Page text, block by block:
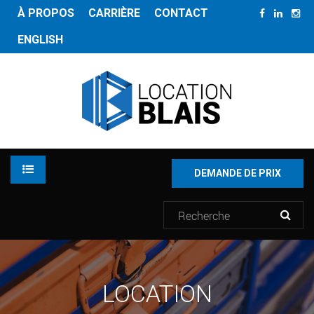
À PROPOS CARRIÈRE
CONTACT
ENGLISH
LOCATION
INVENTAIRE
DEMANDE DE PRIX
LOCATION